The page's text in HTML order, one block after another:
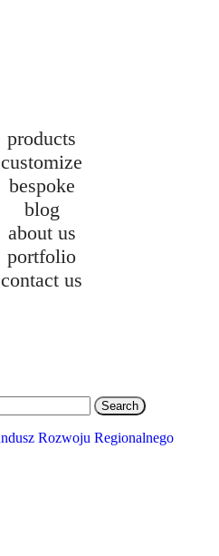
products
customize
bespoke
blog
about us
portfolio
contact us
Rozwoju Regionalnego
Ecology